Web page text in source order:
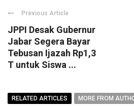
Previous Article
JPPI Desak Gubernur
Jabar Segera Bayar
Tebusan Ijazah Rp1,3
T untuk Siswa ...
RELATED ARTICLES
MORE FROM